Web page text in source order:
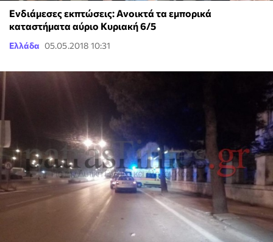
Ενδιάμεσες εκπτώσεις: Ανοικτά τα εμπορικά
καταστήματα αύριο Κυριακή 6/5
Ελλάδα 05.05.2018 10:31